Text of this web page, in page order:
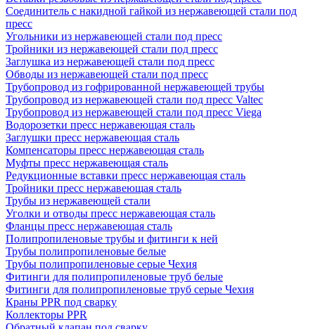
Соединитель с накидной гайкой из нержавеющей стали под
пресс
Угольники из нержавеющей стали под пресс
Тройники из нержавеющей стали под пресс
Заглушка из нержавеющей стали под пресс
Обводы из нержавеющей стали под пресс
Трубопровод из гофрированной нержавеющей трубы
Трубопровод из нержавеющей стали под пресс Valtec
Трубопровод из нержавеющей стали под пресс Viega
Водорозетки пресс нержавеющая сталь
Заглушки пресс нержавеющая сталь
Компенсаторы пресс нержавеющая сталь
Муфты пресс нержавеющая сталь
Редукционные вставки пресс нержавеющая сталь
Тройники пресс нержавеющая сталь
Трубы из нержавеющей стали
Уголки и отводы пресс нержавеющая сталь
Фланцы пресс нержавеющая сталь
Полипропиленовые трубы и фитинги к ней
Трубы полипропиленовые белые
Трубы полипропиленовые серые Чехия
Фитинги для полипропиленовые труб белые
Фитинги для полипропиленовые труб серые Чехия
Краны PPR под сварку
Коллекторы PPR